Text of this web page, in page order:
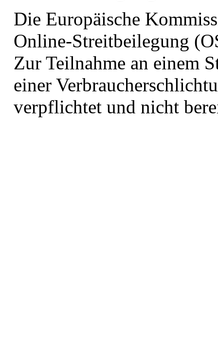
Die Europäische
Online-Streitbeilegung
Zur Teilnahme an einem
einer
verpflichtet und nicht